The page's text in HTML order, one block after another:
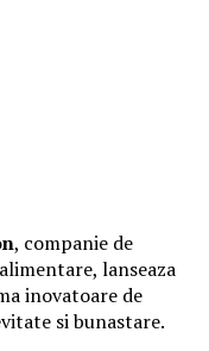
, companie de
lanseaza
inovatoare de
si bunastare.